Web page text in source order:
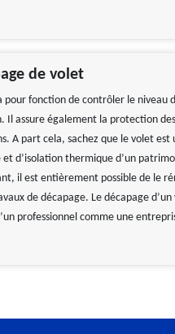
de volet
pour fonction de contrôler le niveau
Il assure également la protection
A part cela, sachez que le volet est
et d’isolation thermique d’un
il est entièrement possible de le
de décapage. Le décapage
professionnel comme une